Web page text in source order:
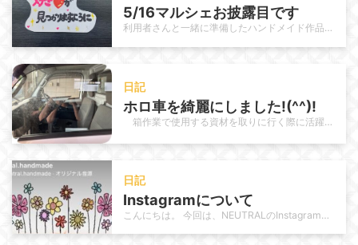
5/16マルシェお披露目です
利用者さんと一緒に準備したハンドメイド作品、いよいよお披露目します！ いよいよ今週末はマルシェ出店の日。 テーブルの上には、…
日記
ホロ車を綺麗にしました!(^^)!
箱作業で使用する資材を取りに行く際に活躍しているホロ車を今回は職員で清掃しました。 日頃から使用頻度が高いこ…
日記
Instagramについて
こんにちは。 今回は、NEUTRALのInstagram運用についてご紹介します。 これまでNEUTRALのInstagra…